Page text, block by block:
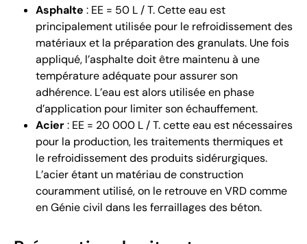
Asphalte : EE = 50 L / T. Cette eau est
principalement utilisée pour le refroidissement des
matériaux et la préparation des granulats. Une fois
appliqué, l’asphalte doit être maintenu à une
température adéquate pour assurer son
adhérence. L’eau est alors utilisée en phase
d’application pour limiter son échauffement.
Acier: EE = 20 000 L / T. cette eau est nécessaires
pour la production, les traitements thermiques et
le refroidissement des produits sidérurgiques.
L’acier étant un matériau de construction
couramment utilisé, on le retrouve en VRD comme
en Génie civil dans les ferraillages des béton.